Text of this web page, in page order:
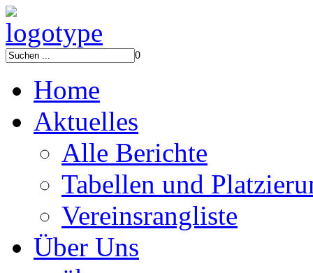
0
Home
Aktuelles
Alle Berichte
Tabellen und
Vereinsrangliste
Über Uns